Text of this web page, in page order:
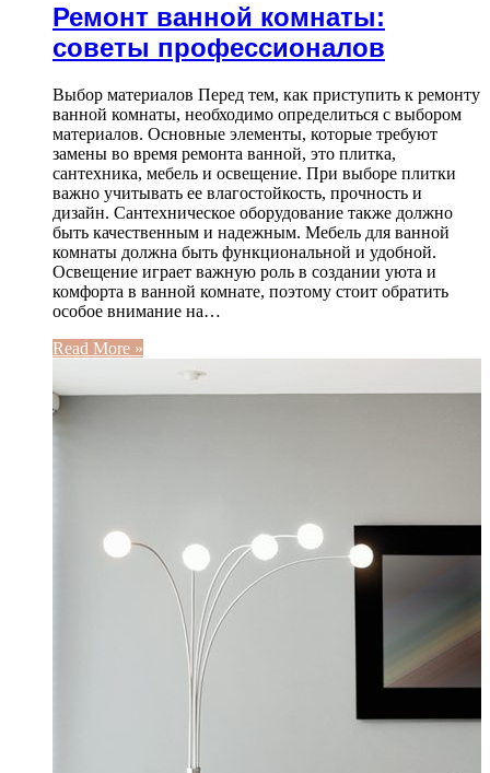
Ремонт ванной комнаты:
советы профессионалов
Выбор материалов Перед тем, как приступить к ремонту
ванной комнаты, необходимо определиться с выбором
материалов. Основные элементы, которые требуют
замены во время ремонта ванной, это плитка,
сантехника, мебель и освещение. При выборе плитки
важно учитывать ее влагостойкость, прочность и
дизайн. Сантехническое оборудование также должно
быть качественным и надежным. Мебель для ванной
комнаты должна быть функциональной и удобной.
Освещение играет важную роль в создании уюта и
комфорта в ванной комнате, поэтому стоит обратить
особое внимание на…
Read More »